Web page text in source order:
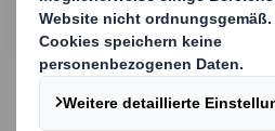
englische Sprache zu
mich alleine gestellt zu sein.